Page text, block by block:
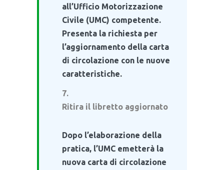
all’Ufficio Motorizzazione
Civile (UMC) competente.
Presenta la richiesta per
l’aggiornamento della carta
di circolazione con le nuove
caratteristiche.
Ritira il libretto aggiornato
Dopo l’elaborazione della
pratica, l’UMC emetterà la
nuova carta di circolazione